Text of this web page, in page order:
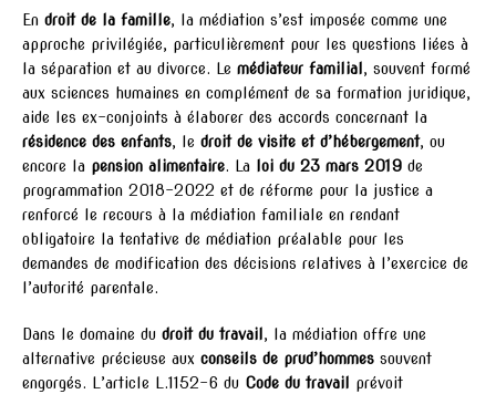
En droit de la famille, la médiation s’est imposée comme une
approche privilégiée, particulièrement pour les questions liées à
la séparation et au divorce. Le médiateur familial , souvent formé
aux sciences humaines en complément de sa formation juridique,
aide les ex-conjoints à élaborer des accords concernant la
résidence des enfants, le droit de visite et d’hébergement, ou
encore la pension alimentaire. La loi du 23 mars 2019 de
programmation 2018-2022 et de réforme pour la justice a
renforcé le recours à la médiation familiale en rendant
obligatoire la tentative de médiation préalable pour les
demandes de modification des décisions relatives à l’exercice de
l’autorité parentale.
Dans le domaine du droit du travail , la médiation offre une
alternative précieuse aux conseils de prud’hommes souvent
engorgés. L’article L.1152-6 du Code du travail
prévoit